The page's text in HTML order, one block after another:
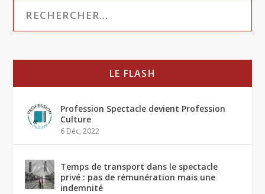
LE FLASH
Profession Spectacle devient Profession
Culture
6 Déc, 2022
Temps de transport dans le spectacle
privé : pas de rémunération mais une
indemnité